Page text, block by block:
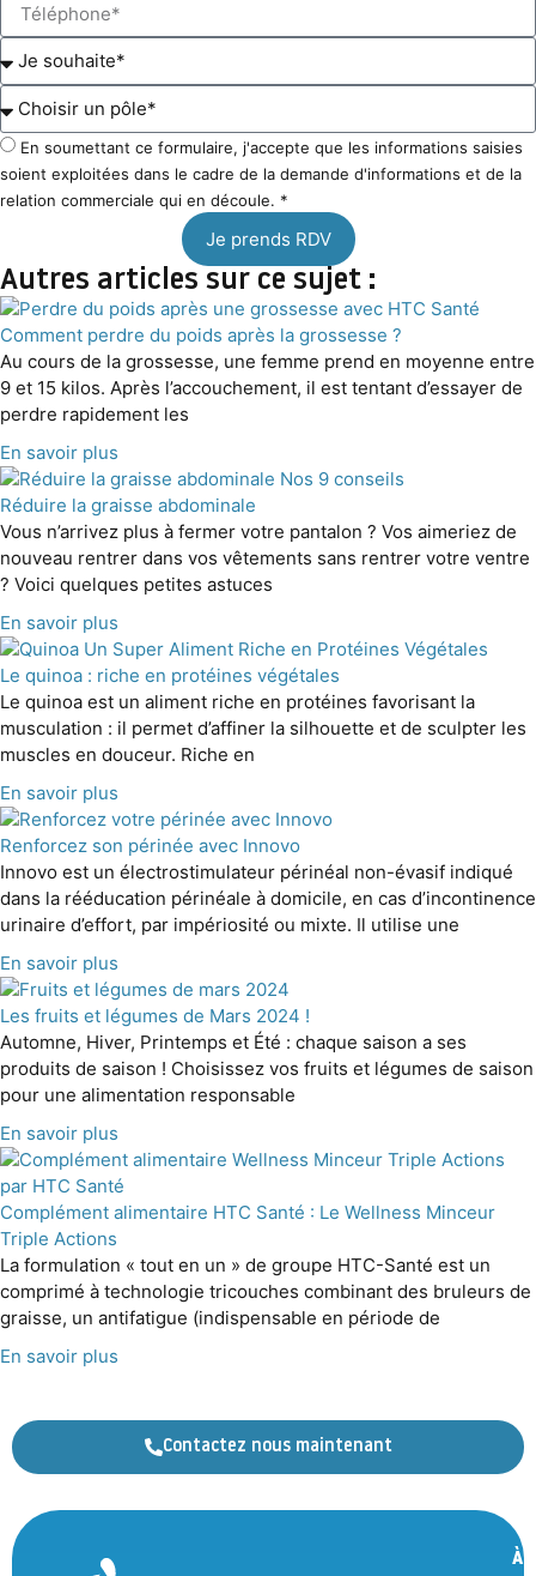
En soumettant ce formulaire, j'accepte que les informations saisies
soient exploitées dans le cadre de la demande d'informations et de la
relation commerciale qui en découle. *
Je prends RDV
Autres articles sur ce sujet :
Comment perdre du poids après la grossesse ?
Au cours de la grossesse, une femme prend en moyenne entre
9 et 15 kilos. Après l’accouchement, il est tentant d’essayer de
perdre rapidement les
En savoir plus
Réduire la graisse abdominale
Vous n’arrivez plus à fermer votre pantalon ? Vos aimeriez de
nouveau rentrer dans vos vêtements sans rentrer votre ventre
? Voici quelques petites astuces
En savoir plus
Le quinoa : riche en protéines végétales
Le quinoa est un aliment riche en protéines favorisant la
musculation : il permet d’affiner la silhouette et de sculpter les
muscles en douceur. Riche en
En savoir plus
Renforcez son périnée avec Innovo
Innovo est un électrostimulateur périnéal non-évasif indiqué
dans la rééducation périnéale à domicile, en cas d’incontinence
urinaire d’effort, par impériosité ou mixte. Il utilise une
En savoir plus
Les fruits et légumes de Mars 2024 !
Automne, Hiver, Printemps et Été : chaque saison a ses
produits de saison ! Choisissez vos fruits et légumes de saison
pour une alimentation responsable
En savoir plus
Complément alimentaire HTC Santé : Le Wellness Minceur
Triple Actions
La formulation « tout en un » de groupe HTC-Santé est un
comprimé à technologie tricouches combinant des bruleurs de
graisse, un antifatigue (indispensable en période de
En savoir plus
Contactez nous maintenant
À